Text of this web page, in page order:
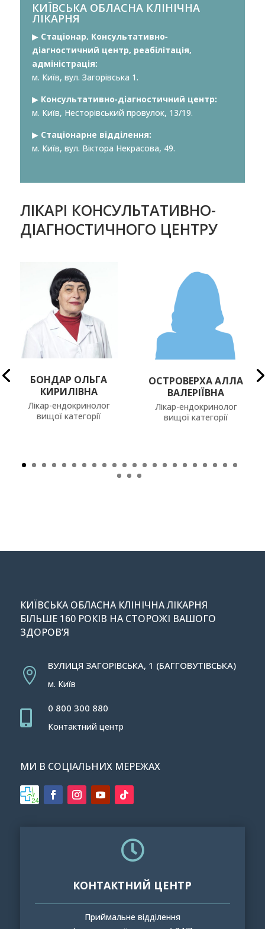
КИЇВСЬКА ОБЛАСНА КЛІНІЧНА
ЛІКАРНЯ
▶︎Стаціонар, Консультативно-
діагностичний центр, реабілітація,
адміністрація:
м. Київ, вул. Загорівська 1.
▶︎ Консультативно-діагностичний центр:
м. Київ, Несторівський провулок, 13/19.
▶︎ Стаціонарне відділення:
м. Київ, вул. Віктора Некрасова, 49.
ЛІКАРІ КОНСУЛЬТАТИВНО-
ДІАГНОСТИЧНОГО ЦЕНТРУ
БОНДАР ОЛЬГА
КИРИЛІВНА
Лікар-ендокринолог
вищої категорії
ОСТРОВЕРХА АЛЛА
ВАЛЕРІЇВНА
Лікар-ендокринолог
вищої категорії
КИЇВСЬКА ОБЛАСНА КЛІНІЧНА ЛІКАРНЯ
БІЛЬШЕ 160 РОКІВ НА СТОРОЖІ ВАШОГО
ЗДОРОВ’Я

ВУЛИЦЯ ЗАГОРІВСЬКА, 1 (БАГГОВУТІВСЬКА)
м. Київ

0 800 300 880
Контактний центр
МИ В СОЦІАЛЬНИХ МЕРЕЖАХ

КОНТАКТНИЙ ЦЕНТР
Приймальне відділення